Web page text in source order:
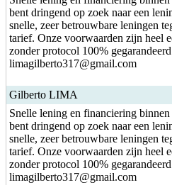
bent dringend op zoek naar een
snelle, zeer betrouwbare leningen
tarief. Onze voorwaarden zijn heel
zonder protocol 100%
limagilberto317@gmail.com
Gilberto LIMA
Snelle lening en financiering
bent dringend op zoek naar een
snelle, zeer betrouwbare leningen
tarief. Onze voorwaarden zijn heel
zonder protocol 100%
limagilberto317@gmail.com